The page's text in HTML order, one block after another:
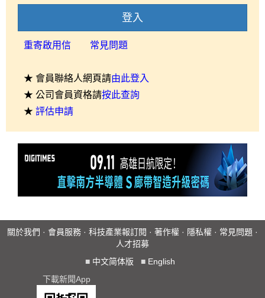
登入
重寄啟用信 常見問題
★ 會員聯絡人網頁請由此登入
★ 公司會員資格請按此查詢
★ 評估申請
關於我們 · 會員服務 · 科技產業報訂閱 · 著作權 · 隱私權 · 常見問題 ·
人才招募
■ 中文简体版 ■ English
下載新聞App